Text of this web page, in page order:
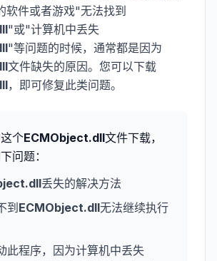
软件或者游戏"无法找到
"或"计算机中丢失
"等问题的时候，通常都是因为
文件缺失的原因。您可以下载
，即可修复此类问题。
个ECMObject.dll文件下载，
问题：
丢失的解决方法
到 ECMObject.dll无法继续执行
此程序，因为计算机中丢失